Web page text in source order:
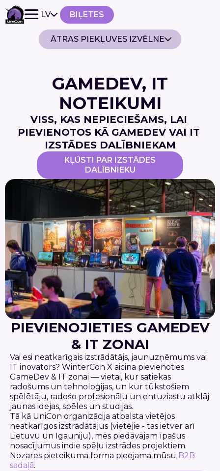
LV BIĻETES
ĀTRAS PIEKĻUVES IZVĒLNE
GAMEDEV, IT
NOTEIKUMI
VISS, KAS NEPIECIEŠAMS, LAI
PIEVIENOTOS KĀ GAMEDEV VAI IT
IZSTĀDES DALĪBNIEKAM
KĻŪSTI PAR IZSTĀDES
DALĪBNIEKU
PIEVIENOJIETIES GAMEDEV
& IT ZONAI
Vai esi neatkarīgais izstrādātājs, jaunuzņēmums vai
IT inovators? WinterCon X aicina pievienoties
GameDev & IT zonai — vietai, kur satiekas
radošums un tehnoloģijas, un kur tūkstošiem
spēlētāju, radošo profesionāļu un entuziastu atklāj
jaunas idejas, spēles un studijas.
Tā kā UniCon organizācija atbalsta vietējos
neatkarīgos izstrādātājus (vietējie - tas ietver arī
Lietuvu un Igauniju), mēs piedāvājam īpašus
nosacījumus indie spēļu izstrādes projektiem.
Nozares pieteikuma forma pieejama mūsu B2B
sadaļā.